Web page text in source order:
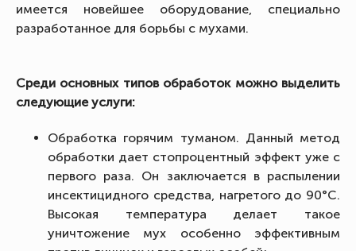
имеется новейшее оборудование, специально
разработанное для борьбы с мухами.
Среди основных типов обработок можно выделить
следующие услуги:
Обработка горячим туманом. Данный метод
обработки дает стопроцентный эффект уже с
первого раза. Он заключается в распылении
инсектицидного средства, нагретого до 90°C.
Высокая температура делает такое
уничтожение мух особенно эффективным